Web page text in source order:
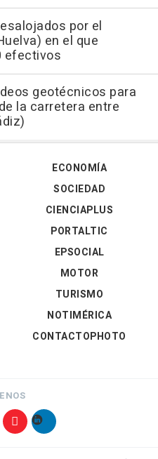
por el
en el que
efectivos
geotécnicos para
la carretera entre
ECONOMÍA
SOCIEDAD
CIENCIAPLUS
PORTALTIC
EPSOCIAL
MOTOR
TURISMO
NOTIMÉRICA
CONTACTOPHOTO